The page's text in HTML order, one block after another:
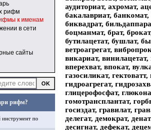
рифм
к именам
в сети
сайты
рифм?
по
аудиториат, ахромат,
бакалавриат, банкомат,
биквадрат,
боцманмат, брат,
бутилацетат, бушлат,
ветроагрегат,
викариат, винилацетат,
вперехват, впокат,
газосиликат,
гидроагрегат,
глицерофосфат,
гомотрансплантат,
госиздат, гравилат,
делегат, демократ,
десигнат, дефекат,